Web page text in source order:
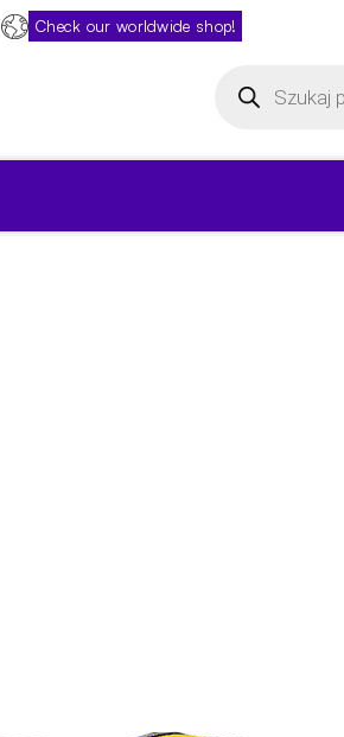
Check our worldwide shop!
produktów